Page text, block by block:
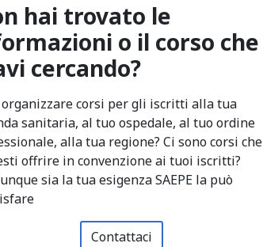
hai trovato le
o il corso che
cercando?
corsi per gli iscritti alla tua
sanitaria, al tuo ospedale, al tuo ordine
alla tua regione? Ci sono corsi che
offrire in convenzione ai tuoi iscritti?
sia la tua esigenza SAEPE la può
Contattaci